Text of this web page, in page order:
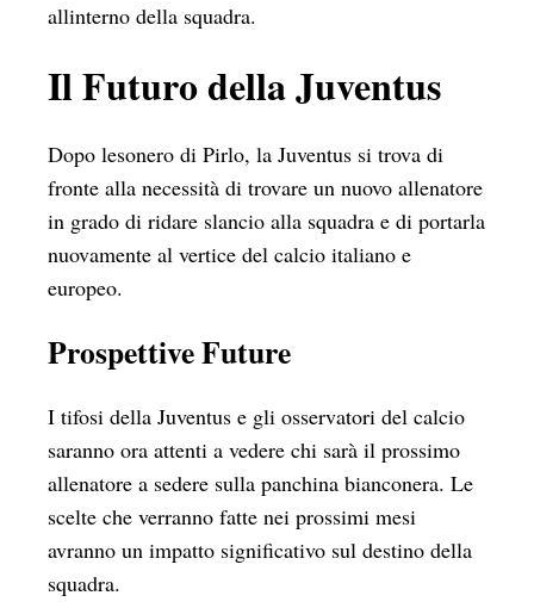
allinterno della squadra.
Il Futuro della Juventus
Dopo lesonero di Pirlo, la Juventus si trova di
fronte alla necessità di trovare un nuovo allenatore
in grado di ridare slancio alla squadra e di portarla
nuovamente al vertice del calcio italiano e
europeo.
Prospettive Future
I tifosi della Juventus e gli osservatori del calcio
saranno ora attenti a vedere chi sarà il prossimo
allenatore a sedere sulla panchina bianconera. Le
scelte che verranno fatte nei prossimi mesi
avranno un impatto significativo sul destino della
squadra.